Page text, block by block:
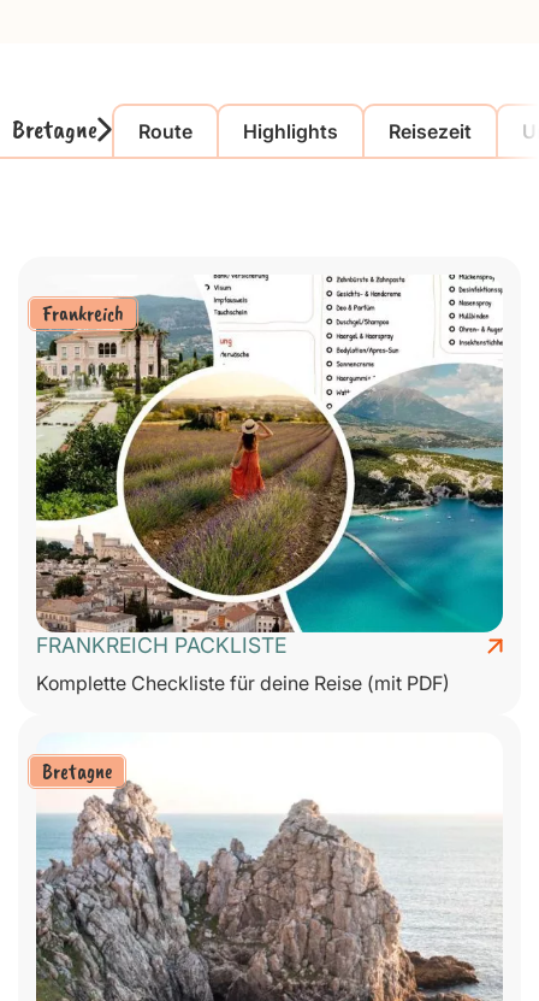
Bretagne Route Highlights Reisezeit
Frankreich
FRANKREICH PACKLISTE
Komplette Checkliste für deine Reise (mit PDF)
Bretagne